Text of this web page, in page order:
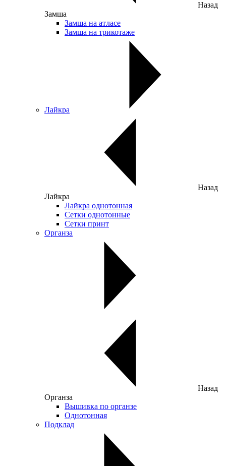
Назад
Замша
Замша на атласе
Замша на трикотаже
Лайкра
Назад
Лайкра
Лайкра однотонная
Сетки однотонные
Сетки принт
Органза
Назад
Органза
Вышивка по органзе
Однотонная
Подклад